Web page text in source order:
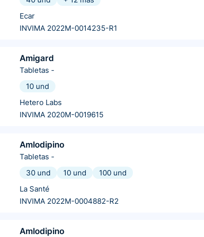
Ecar
INVIMA 2022M-0014235-R1
Amigard
Tabletas -
10 und
Hetero Labs
INVIMA 2020M-0019615
Amlodipino
Tabletas -
30 und
10 und
100 und
La Santé
INVIMA 2022M-0004882-R2
Amlodipino